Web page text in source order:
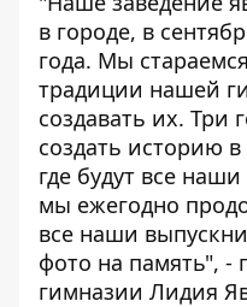
в городе, в
года. Мы
традиции нашей
создавать их. Три
создать историю
где будут все
мы ежегодно
все наши
фото на память", -
гимназии Лидия